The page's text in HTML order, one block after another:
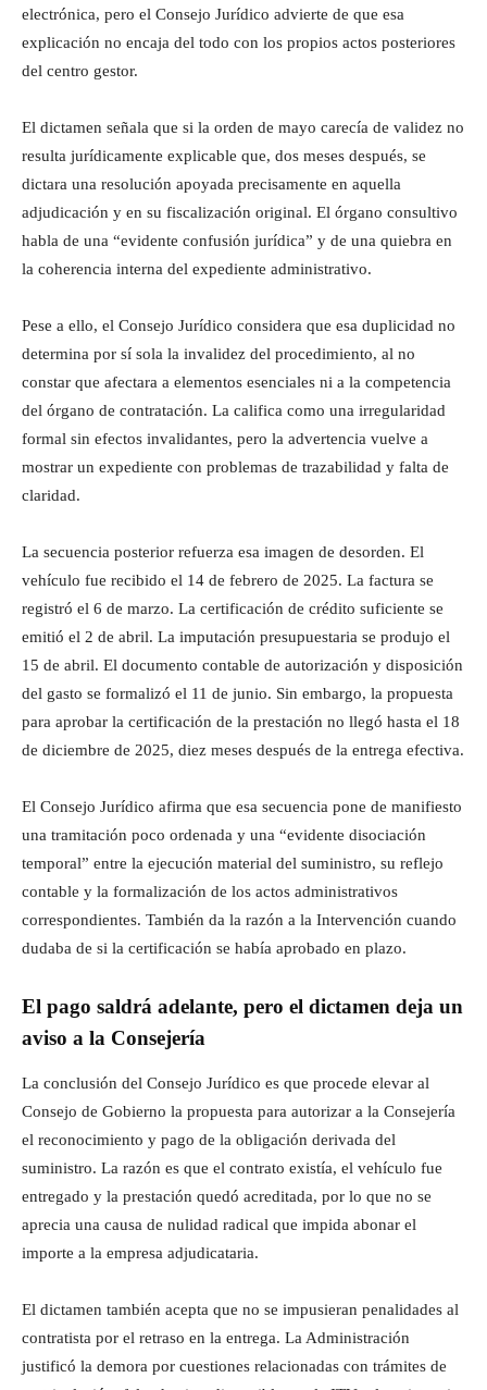
electrónica, pero el Consejo Jurídico advierte de que esa
explicación no encaja del todo con los propios actos posteriores
del centro gestor.
El dictamen señala que si la orden de mayo carecía de validez no
resulta jurídicamente explicable que, dos meses después, se
dictara una resolución apoyada precisamente en aquella
adjudicación y en su fiscalización original. El órgano consultivo
habla de una “evidente confusión jurídica” y de una quiebra en
la coherencia interna del expediente administrativo.
Pese a ello, el Consejo Jurídico considera que esa duplicidad no
determina por sí sola la invalidez del procedimiento, al no
constar que afectara a elementos esenciales ni a la competencia
del órgano de contratación. La califica como una irregularidad
formal sin efectos invalidantes, pero la advertencia vuelve a
mostrar un expediente con problemas de trazabilidad y falta de
claridad.
La secuencia posterior refuerza esa imagen de desorden. El
vehículo fue recibido el 14 de febrero de 2025. La factura se
registró el 6 de marzo. La certificación de crédito suficiente se
emitió el 2 de abril. La imputación presupuestaria se produjo el
15 de abril. El documento contable de autorización y disposición
del gasto se formalizó el 11 de junio. Sin embargo, la propuesta
para aprobar la certificación de la prestación no llegó hasta el 18
de diciembre de 2025, diez meses después de la entrega efectiva.
El Consejo Jurídico afirma que esa secuencia pone de manifiesto
una tramitación poco ordenada y una “evidente disociación
temporal” entre la ejecución material del suministro, su reflejo
contable y la formalización de los actos administrativos
correspondientes. También da la razón a la Intervención cuando
dudaba de si la certificación se había aprobado en plazo.
El pago saldrá adelante, pero el dictamen deja un
aviso a la Consejería
La conclusión del Consejo Jurídico es que procede elevar al
Consejo de Gobierno la propuesta para autorizar a la Consejería
el reconocimiento y pago de la obligación derivada del
suministro. La razón es que el contrato existía, el vehículo fue
entregado y la prestación quedó acreditada, por lo que no se
aprecia una causa de nulidad radical que impida abonar el
importe a la empresa adjudicataria.
El dictamen también acepta que no se impusieran penalidades al
contratista por el retraso en la entrega. La Administración
justificó la demora por cuestiones relacionadas con trámites de